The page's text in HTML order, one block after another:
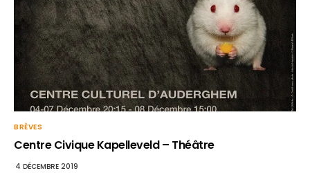
BRÈVES
Centre Civique Kapelleveld – Théâtre
4 DÉCEMBRE 2019